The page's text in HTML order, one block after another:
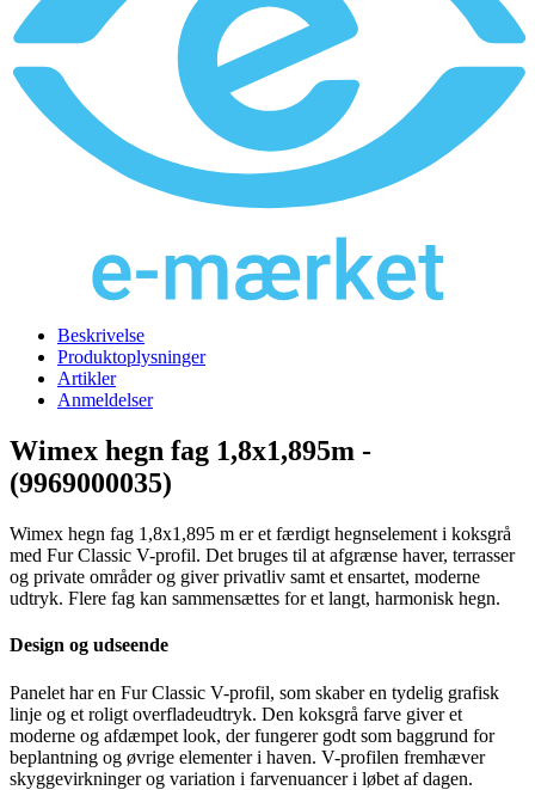
Beskrivelse
Produktoplysninger
Artikler
Anmeldelser
Wimex hegn fag 1,8x1,895m -
(9969000035)
Wimex hegn fag 1,8x1,895 m er et færdigt hegnselement i koksgrå
med Fur Classic V-profil. Det bruges til at afgrænse haver, terrasser
og private områder og giver privatliv samt et ensartet, moderne
udtryk. Flere fag kan sammensættes for et langt, harmonisk hegn.
Design og udseende
Panelet har en Fur Classic V-profil, som skaber en tydelig grafisk
linje og et roligt overfladeudtryk. Den koksgrå farve giver et
moderne og afdæmpet look, der fungerer godt som baggrund for
beplantning og øvrige elementer i haven. V-profilen fremhæver
skyggevirkninger og variation i farvenuancer i løbet af dagen.